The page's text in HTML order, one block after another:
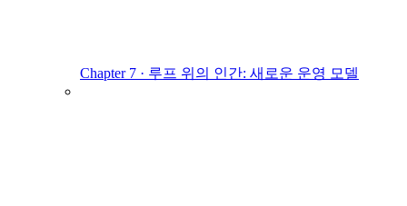
Chapter 7 · 루프 위의 인간: 새로운 운영 모델